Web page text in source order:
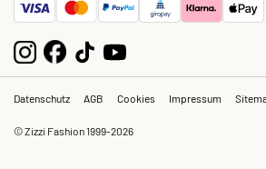
Datenschutz AGB Cookies Impressum
© Zizzi Fashion 1999-2026